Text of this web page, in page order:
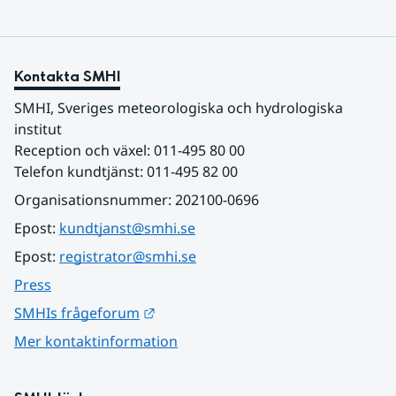
Kontakta SMHI
SMHI, Sveriges meteorologiska och hydrologiska
institut
Reception och växel: 011-495 80 00
Telefon kundtjänst: 011-495 82 00
Organisationsnummer: 202100-0696
Epost: kundtjanst@smhi.se
Epost: registrator@smhi.se
Press
SMHIs frågeforum
Mer kontaktinformation